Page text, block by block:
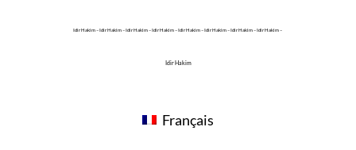
Idir Hakim – Idir Hakim – Idir Hakim – Idir Hakim – Idir Hakim – Idir Hakim – Idir Hakim – Idir Hakim –
Idir Hakim
Français